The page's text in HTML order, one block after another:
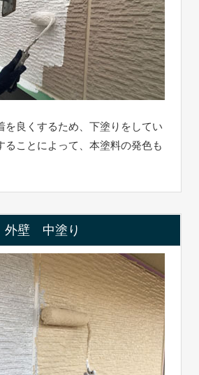
を良くするため、下塗りをしてい
ることによって、本塗料の発色も
外壁 中塗り